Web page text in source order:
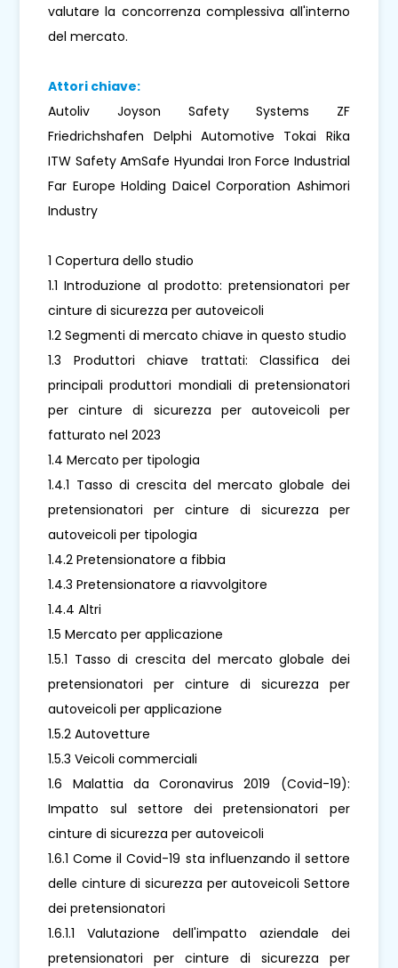
valutare la concorrenza complessiva all'interno
del mercato.
Attori chiave:
Autoliv Joyson Safety Systems ZF
Friedrichshafen Delphi Automotive Tokai Rika
ITW Safety AmSafe Hyundai Iron Force Industrial
Far Europe Holding Daicel Corporation Ashimori
Industry
1 Copertura dello studio
1.1 Introduzione al prodotto: pretensionatori per
cinture di sicurezza per autoveicoli
1.2 Segmenti di mercato chiave in questo studio
1.3 Produttori chiave trattati: Classifica dei
principali produttori mondiali di pretensionatori
per cinture di sicurezza per autoveicoli per
fatturato nel 2023
1.4 Mercato per tipologia
1.4.1 Tasso di crescita del mercato globale dei
pretensionatori per cinture di sicurezza per
autoveicoli per tipologia
1.4.2 Pretensionatore a fibbia
1.4.3 Pretensionatore a riavvolgitore
1.4.4 Altri
1.5 Mercato per applicazione
1.5.1 Tasso di crescita del mercato globale dei
pretensionatori per cinture di sicurezza per
autoveicoli per applicazione
1.5.2 Autovetture
1.5.3 Veicoli commerciali
1.6 Malattia da Coronavirus 2019 (Covid-19):
Impatto sul settore dei pretensionatori per
cinture di sicurezza per autoveicoli
1.6.1 Come il Covid-19 sta influenzando il settore
delle cinture di sicurezza per autoveicoli Settore
dei pretensionatori
1.6.1.1 Valutazione dell'impatto aziendale dei
pretensionatori per cinture di sicurezza per